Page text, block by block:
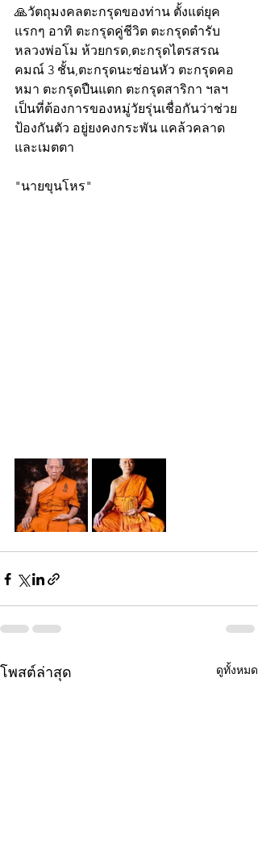
🙏วัตถุมงคลตะกรุดของท่าน ตั้งแต่ยุค
แรกๆ อาทิ ตะกรุดคู่ชีวิต ตะกรุดตำรับ
หลวงพ่อโม ห้วยกรด,ตะกรุดไตรสรณ
คมณ์ 3 ชั้น,ตะกรุดนะซ่อนหัว ตะกรุดคอ
หมา ตะกรุดปืนแตก ตะกรุดสาริกา ฯลฯ
เป็นที่ต้องการของหมู่วัยรุ่นเชื่อกันว่าช่วย
ป้องกันตัว อยู่ยงคงกระพัน แคล้วคลาด
และเมตตา
"นายขุนโหร"
โพสต์ล่าสุด ดูทั้งหมด